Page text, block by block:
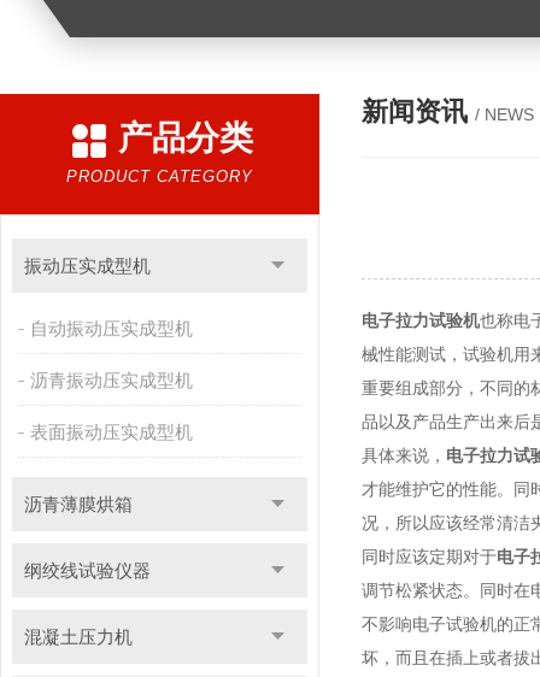
产品分类
PRODUCT CATEGORY
振动压实成型机
自动振动压实成型机
沥青振动压实成型机
表面振动压实成型机
沥青薄膜烘箱
纲绞线试验仪器
混凝土压力机
新闻资讯 / NEWS
电子拉力试验机也称电
械性能测试，试验机用
重要组成部分，不同的
品以及产品生产出来后
具体来说， 电子拉力试
才能维护它的性能。同
况，所以应该经常清洁
同时应该定期对于电子
调节松紧状态。同时在
不影响电子试验机的正
坏，而且在插上或者拔